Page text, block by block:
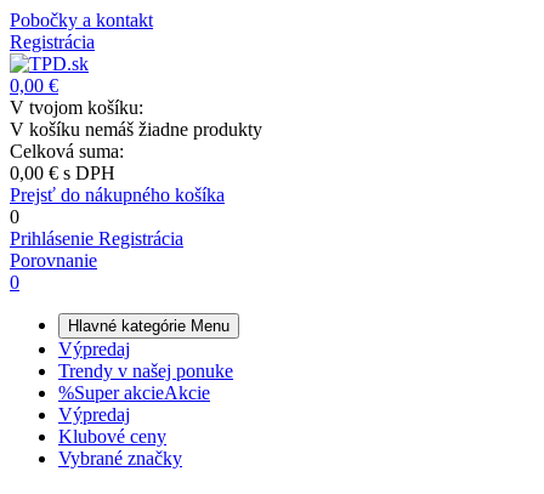
Pobočky a kontakt
Registrácia
0,00 €
V tvojom košíku:
V košíku nemáš žiadne produkty
Celková suma:
0,00 € s DPH
Prejsť do nákupného košíka
0
Prihlásenie Registrácia
Porovnanie
0
Hlavné kategórie Menu
Výpredaj
Trendy v našej ponuke
%Super akcieAkcie
Výpredaj
Klubové ceny
Vybrané značky